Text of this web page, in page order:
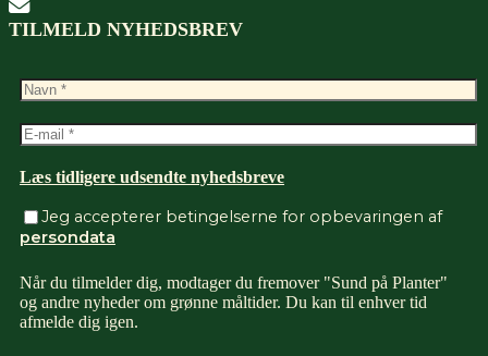
TILMELD NYHEDSBREV
Læs tidligere udsendte nyhedsbreve
Jeg accepterer betingelserne for opbevaringen af
persondata
Når du tilmelder dig, modtager du fremover "Sund på Planter"
og andre nyheder om grønne måltider. Du kan til enhver tid
afmelde dig igen.